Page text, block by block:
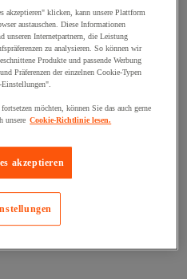
akzeptieren" klicken, kann unsere Plattform
austauschen. Diese Informationen
unseren Internetpartnern, die Leistung
zu analysieren. So können wir
Produkte und passende Werbung
Präferenzen der einzelnen Cookie-Typen
möchten, können Sie das auch gerne
unsere Cookie-Richtlinie lesen.
akzeptieren